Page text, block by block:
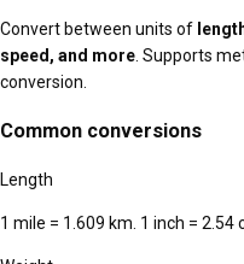
Convert between units of
speed, and more. Supports
conversion.
Common conversions
Length
1 mile = 1.609 km. 1 inch = 2.54